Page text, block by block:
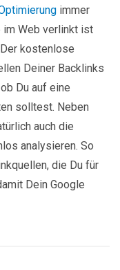
immer
im Web verlinkt ist
kostenlose
Deiner Backlinks
Du auf eine
solltest. Neben
auch die
analysieren. So
die Du für
Dein Google